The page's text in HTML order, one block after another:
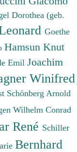
Dorothea (geb.
Goethe
Hamsun Knut
Emil Joachim
Winifred
Schönberg Arnold
Wilhelm Conrad
René Schiller
Bernhard